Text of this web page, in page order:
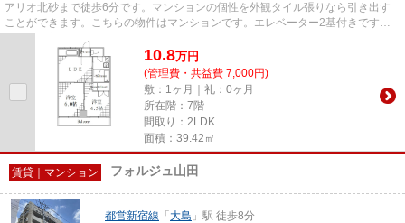
アリオ北砂まで徒歩6分です。マンションの個性を外観タイル張りなら引き出す
ことができます。こちらの物件はマンションです。エレベーター2基付きです。
江東区で新しい住環境をお探し...
10.8万円
(管理費・共益費 7,000円)
敷：1ヶ月｜礼：0ヶ月
所在階：7階
間取り：2LDK
面積：39.42㎡
賃貸｜マンション フォルジュ山田
都営新宿線 「 大島 」駅 徒歩8分